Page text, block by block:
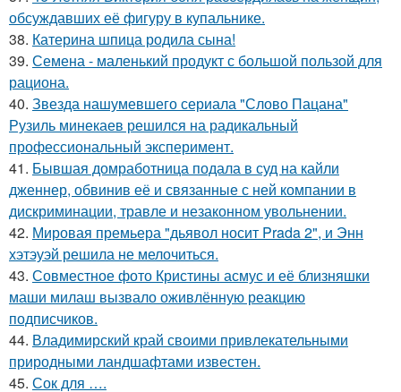
обсуждавших её фигуру в купальнике.
38. Катерина шпица родила сына!
39. Семена - маленький продукт с большой пользой для
рациона.
40. Звезда нашумевшего сериала "Слово Пацана"
Рузиль минекаев решился на радикальный
профессиональный эксперимент.
41. Бывшая домработница подала в суд на кайли
дженнер, обвинив её и связанные с ней компании в
дискриминации, травле и незаконном увольнении.
42. Мировая премьера "дьявол носит Prada 2", и Энн
хэтэуэй решила не мелочиться.
43. Совместное фото Кристины асмус и её близняшки
маши милаш вызвало оживлённую реакцию
подписчиков.
44. Владимирский край своими привлекательными
природными ландшафтами известен.
45. Сок для ….